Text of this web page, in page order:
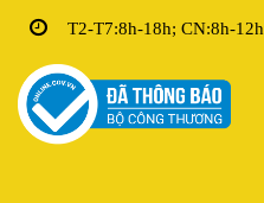
T2-T7:8h-18h; CN:8h-12h